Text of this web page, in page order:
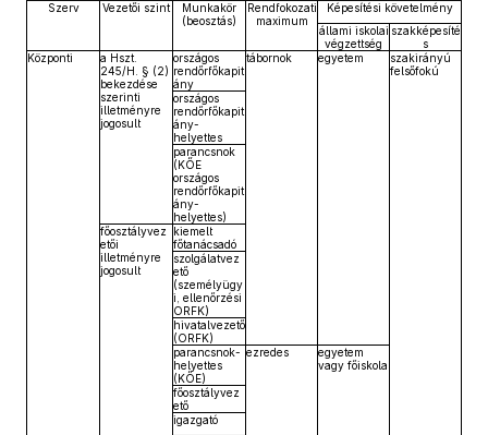
Szerv
Vezetői szint
Munkakör
(beosztás)
Rendfokozati
maximum
Képesítési követelmény
állami iskolai
végzettség
szakképesíté
s
Központi
a Hszt.
245/H. § (2)
bekezdése
szerinti
illetményre
jogosult
országos
rendőrfőkapit
ány
tábornok egyetem
szakirányú
felsőfokú
országos
rendőrfőkapit
ány-
helyettes
parancsnok
(KŐE
országos
rendőrfőkapit
ány-
helyettes)
főosztályvez
etői
illetményre
jogosult
kiemelt
főtanácsadó
szolgálatvez
ető
(személyügy
i, ellenőrzési
ORFK)
hivatalvezető
(ORFK)
parancsnok-
helyettes
(KŐE)
ezredes
egyetem
vagy főiskola
főosztályvez
ető
igazgató